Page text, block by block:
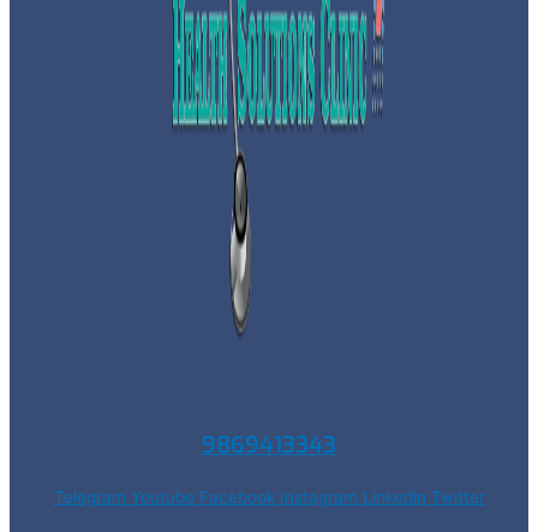
9869413343
Telegram Youtube Facebook Instagram Linkedin Twitter